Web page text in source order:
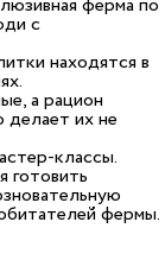
с
находятся в
а рацион
делает их не
классы.
готовить
фермы.